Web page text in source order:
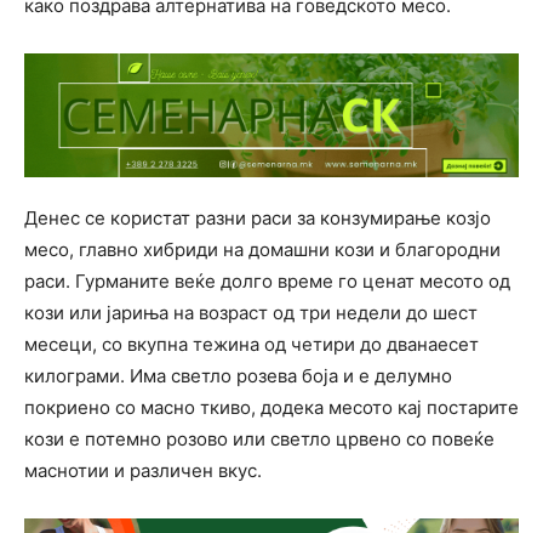
како поздрава алтернатива на говедското месо.
Денес се користат разни раси за конзумирање козјо
месо, главно хибриди на домашни кози и благородни
раси. Гурманите веќе долго време го ценат месото од
кози или јариња на возраст од три недели до шест
месеци, со вкупна тежина од четири до дванаесет
килограми. Има светло розева боја и е делумно
покриено со масно ткиво, додека месото кај постарите
кози е потемно розово или светло црвено со повеќе
маснотии и различен вкус.